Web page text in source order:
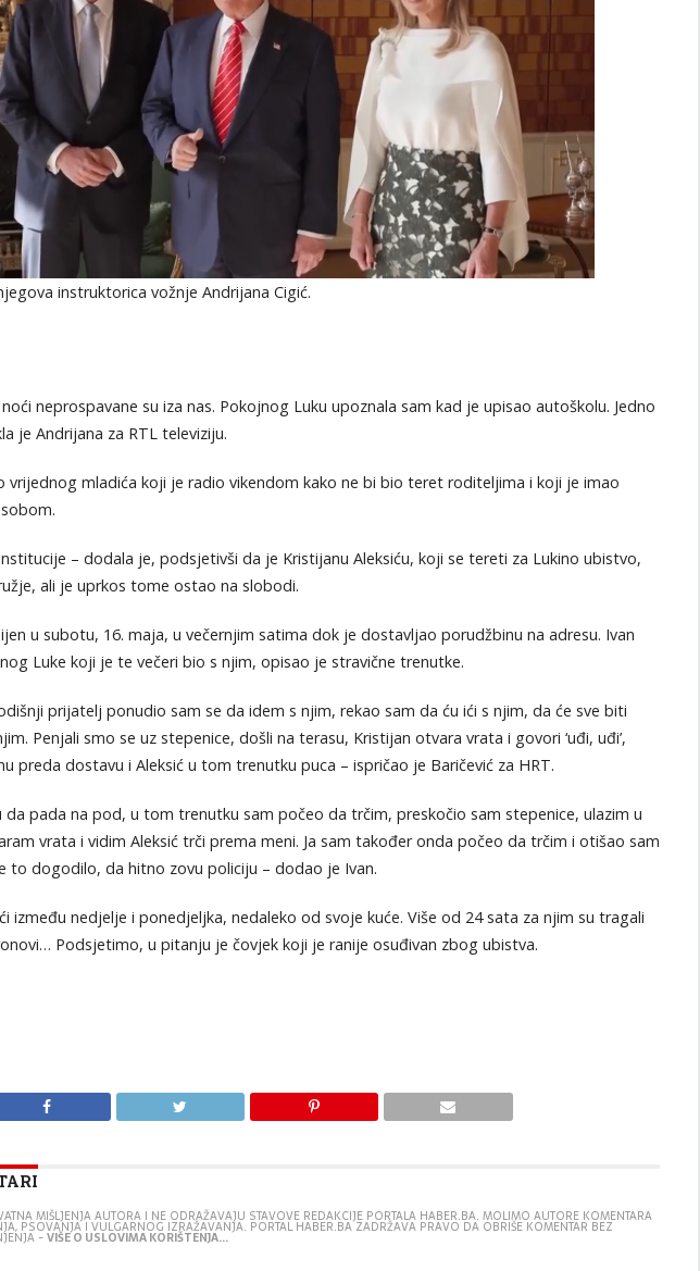
instruktorica vožnje Andrijana Cigić.
neprospavane su iza nas. Pokojnog Luku upoznala sam kad je upisao autoškolu. Jedno
je Andrijana za RTL televiziju.
vrijednog mladića koji je radio vikendom kako ne bi bio teret roditeljima i koji je imao
– dodala je, podsjetivši da je Kristijanu Aleksiću, koji se tereti za Lukino ubistvo,
ali je uprkos tome ostao na slobodi.
u subotu, 16. maja, u večernjim satima dok je dostavljao porudžbinu na adresu. Ivan
Luke koji je te večeri bio s njim, opisao je stravične trenutke.
prijatelj ponudio sam se da idem s njim, rekao sam da ću ići s njim, da će sve biti
Penjali smo se uz stepenice, došli na terasu, Kristijan otvara vrata i govori ‘uđi, uđi’,
preda dostavu i Aleksić u tom trenutku puca – ispričao je Baričević za HRT.
da pada na pod, u tom trenutku sam počeo da trčim, preskočio sam stepenice, ulazim u
vrata i vidim Aleksić trči prema meni. Ja sam također onda počeo da trčim i otišao sam
to dogodilo, da hitno zovu policiju – dodao je Ivan.
između nedjelje i ponedjeljka, nedaleko od svoje kuće. Više od 24 sata za njim su tragali
Podsjetimo, u pitanju je čovjek koji je ranije osuđivan zbog ubistva.
MIŠLJENJA AUTORA I NE ODRAŽAVAJU STAVOVE REDAKCIJE PORTALA HABER.BA. MOLIMO AUTORE KOMENTARA
PSOVANJA I VULGARNOG IZRAŽAVANJA. PORTAL HABER.BA ZADRŽAVA PRAVO DA OBRIŠE KOMENTAR BEZ
-VIŠE O USLOVIMA KORIŠTENJA...